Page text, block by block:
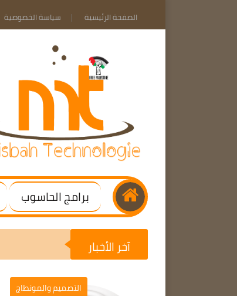
الصفحة الرئيسية سياسة الخصوصية
برامج الحاسوب
آخر الأخبار
التصميم والمونطاج